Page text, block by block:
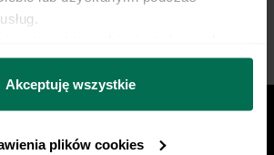
i w jaki sposób
osobowe w ramach
Akceptuję wszystkie
plików cookies